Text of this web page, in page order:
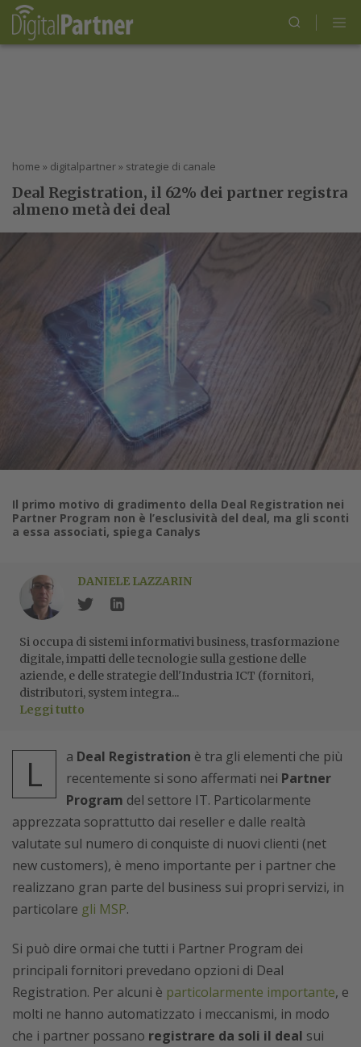
home » digitalpartner» strategie di canale
Deal Registration, il 62% dei partner registra
almeno metà dei deal
Il primo motivo di gradimento della Deal Registration nei
Partner Program non è l’esclusività del deal, ma gli sconti
a essa associati, spiega Canalys
DANIELE LAZZARIN
Si occupa di sistemi informativi business, trasformazione
digitale, impatti delle tecnologie sulla gestione delle
aziende, e delle strategie dell'Industria ICT (fornitori,
distributori, system integra...
Leggi tutto
L a Deal Registration è tra gli elementi che più
recentemente si sono affermati nei Partner
Program del settore IT. Particolarmente
apprezzata soprattutto dai reseller e dalle realtà
valutate sul numero di conquiste di nuovi clienti (net
new customers), è meno importante per i partner che
realizzano gran parte del business sui propri servizi, in
particolare gli MSP.
Si può dire ormai che tutti i Partner Program dei
principali fornitori prevedano opzioni di Deal
Registration. Per alcuni è particolarmente importante, e
molti ne hanno automatizzato i meccanismi, in modo
che i partner possano registrare da soli il deal sui